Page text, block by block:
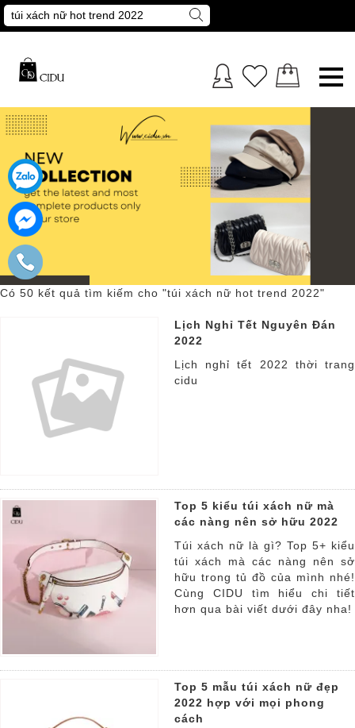
Có 50 kết quả tìm kiếm cho "túi xách nữ hot trend 2022"
Lịch Nghỉ Tết Nguyên Đán
2022
Lịch nghỉ tết 2022 thời trang
cidu
Top 5 kiểu túi xách nữ mà
các nàng nên sở hữu 2022
Túi xách nữ là gì? Top 5+ kiểu
túi xách mà các nàng nên sở
hữu trong tủ đồ của mình nhé!
Cùng CIDU tìm hiểu chi tiết
hơn qua bài viết dưới đây nha!
Top 5 mẫu túi xách nữ đẹp
2022 hợp với mọi phong
cách